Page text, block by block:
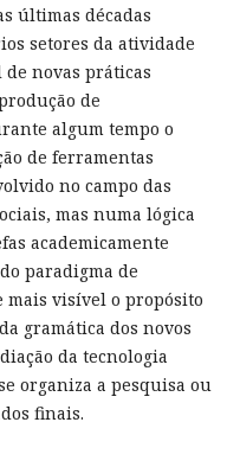
últimas décadas
setores da atividade
novas práticas
de
algum tempo o
de ferramentas
no campo das
mas numa lógica
academicamente
paradigma de
visível o propósito
gramática dos novos
da tecnologia
organiza a pesquisa ou
finais.